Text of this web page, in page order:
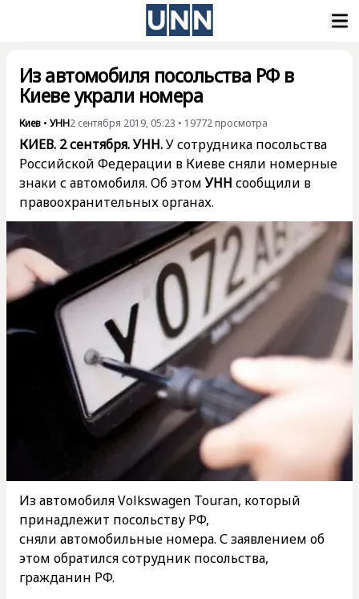
Из автомобиля посольства РФ в
Киеве украли номера
Киев • УНН2 сентября 2019, 05:23 • 19772 просмотра
КИЕВ. 2 сентября. УНН.У сотрудника посольства
Российской Федерации в Киеве сняли номерные
знаки с автомобиля. Об этомУНН сообщили в
правоохранительных органах.
Из автомобиля Volkswagen Touran, который
принадлежит посольству РФ,
сняли автомобильные номера. С заявлением об
этом обратился сотрудник посольства,
гражданин РФ.